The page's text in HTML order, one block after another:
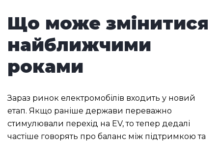
Що може змінитися
найближчими
роками
Зараз ринок електромобілів входить у новий
етап. Якщо раніше держави переважно
стимулювали перехід на EV, то тепер дедалі
частіше говорять про баланс між підтримкою та